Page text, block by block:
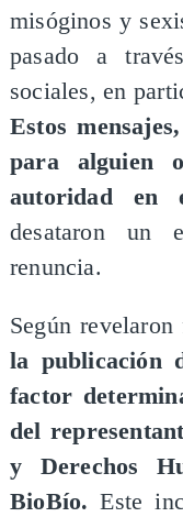
misóginos y
pasado a
sociales, en
Estos
para alguien
autoridad en
desataron un
renuncia.
Según
la publicación
factor
del
y Derechos
BioBío. Este